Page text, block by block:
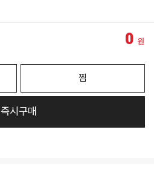
0 원
찜
즉시구매